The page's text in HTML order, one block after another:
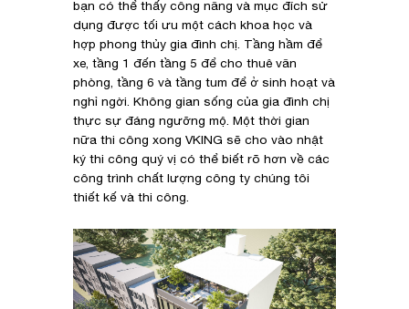
bạn có thể thấy công năng và mục đích sử
dụng được tối ưu một cách khoa học và
hợp phong thủy gia đình chị. Tầng hầm để
xe, tầng 1 đến tầng 5 để cho thuê văn
phòng, tầng 6 và tầng tum để ở sinh hoạt và
nghỉ ngời. Không gian sống của gia đình chị
thực sự đáng ngưỡng mộ. Một thời gian
nữa thi công xong VKING sẽ cho vào nhật
ký thi công quý vị có thể biết rõ hơn về các
công trình chất lượng công ty chúng tôi
thiết kế và thi công.